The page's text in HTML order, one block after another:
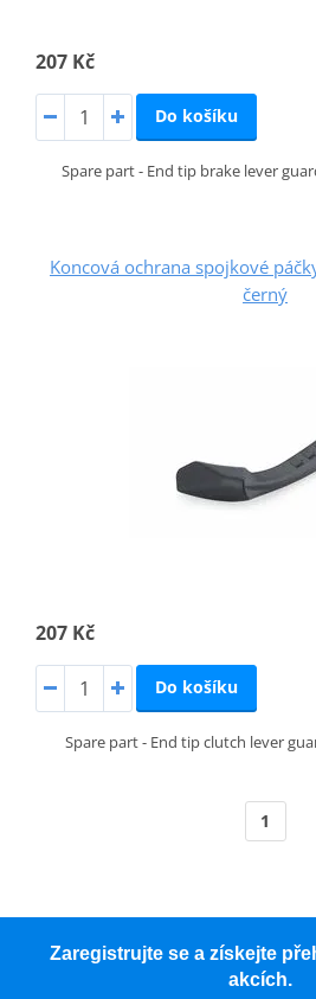
207 Kč
Do košíku
Spare part - End tip brake lever
Koncová ochrana spojkové
černý
207 Kč
Do košíku
Spare part - End tip clutch lever
1
Zaregistrujte se a získejte
akcích.